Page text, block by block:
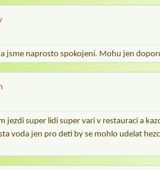
jsme naprosto spokojení. Mohu jen
jezdi super lidi super vari v restauraci a
voda jen pro deti by se mohlo udelat